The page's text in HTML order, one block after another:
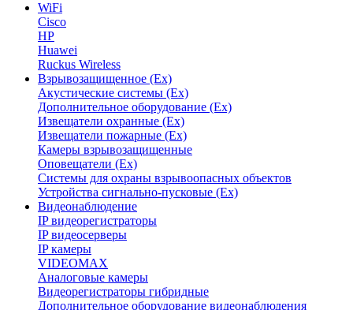
WiFi
Cisco
HP
Huawei
Ruckus Wireless
Взрывозащищенное (Ex)
Акустические системы (Ex)
Дополнительное оборудование (Ex)
Извещатели охранные (Ex)
Извещатели пожарные (Ex)
Камеры взрывозащищенные
Оповещатели (Ex)
Системы для охраны взрывоопасных объектов
Устройства сигнально-пусковые (Ex)
Видеонаблюдение
IP видеорегистраторы
IP видеосерверы
IP камеры
VIDEOMAX
Аналоговые камеры
Видеорегистраторы гибридные
Дополнительное оборудование видеонаблюдения